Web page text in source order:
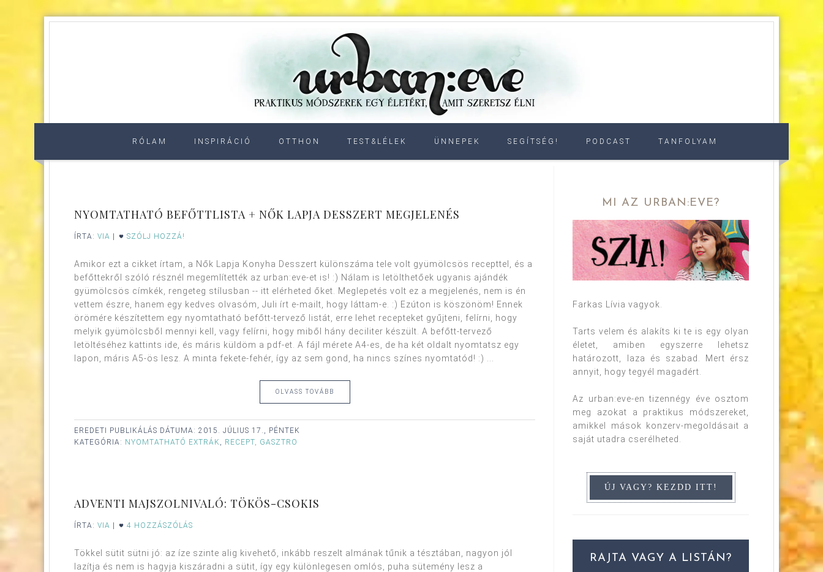
RÓLAM INSPIRÁCIÓ OTTHON TEST&LÉLEK ÜNNEPEK SEGÍTSÉG! PODCAST TANFOLYAM
NYOMTATHATÓ BEFŐTTLISTA + NŐK LAPJA DESSZERT MEGJELENÉS
ÍRTA: VIA SZÓLJ HOZZÁ!
Amikor ezt a cikket írtam, a Nők Lapja Konyha Desszert különszáma tele volt gyümölcsös recepttel, és a
befőttekről szóló résznél megemlítették az urban:eve-et is! :) Nálam is letölthetőek ugyanis ajándék
gyümölcsös címkék, rengeteg stílusban -- itt elérheted őket. Meglepetés volt ez a megjelenés, nem is én
vettem észre, hanem egy kedves olvasóm, Juli írt e-mailt, hogy láttam-e. :) Ezúton is köszönöm! Ennek
örömére készítettem egy nyomtatható befőtt-tervező listát, erre lehet recepteket gyűjteni, felírni, hogy
melyik gyümölcsből mennyi kell, vagy felírni, hogy miből hány deciliter készült. A befőtt-tervező
letöltéséhez kattints ide, és máris küldöm a pdf-et. A fájl mérete A4-es, de ha két oldalt nyomtatsz egy
lapon, máris A5-ös lesz. A minta fekete-fehér, így az sem gond, ha nincs színes nyomtatód! :) ...
OLVASS TOVÁBB
EREDETI PUBLIKÁLÁS DÁTUMA: 2015. JÚLIUS 17., PÉNTEK
KATEGÓRIA: NYOMTATHATÓ EXTRÁK , RECEPT, GASZTRO
ADVENTI MAJSZOLNIVALÓ: TÖKÖS-CSOKIS
ÍRTA: VIA 4 HOZZÁSZÓLÁS
Tökkel sütit sütni jó: az íze szinte alig kivehető, inkább reszelt almának tűnik a tésztában, nagyon jól
lazítja és nem is hagyja kiszáradni a sütit, így egy különlegesen omlós, puha sütemény lesz a
MI AZ URBAN:EVE?
Farkas Lívia vagyok.
Tarts velem és alakíts ki te is egy olyan
életet, amiben egyszerre lehetsz
határozott, laza és szabad. Mert érsz
annyit, hogy tegyél magadért.
Az urban:eve-en tizennégy éve osztom
meg azokat a praktikus módszereket,
amikkel mások konzerv-megoldásait a
saját utadra cserélheted.
RAJTA VAGY A LISTÁN?